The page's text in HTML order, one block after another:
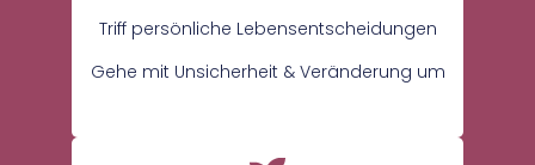
Triff persönliche Lebensentscheidungen
Gehe mit Unsicherheit & Veränderung um